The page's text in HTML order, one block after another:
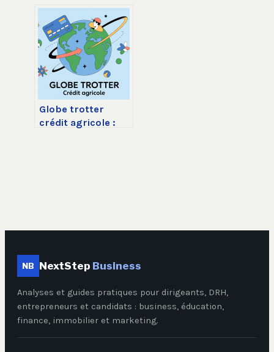
fonctionnement,
taux et avis en
2026
Globe trotter
crédit agricole :
NB NextStep Business
Analyses et guides pratiques pour dirigeants, DRH,
entrepreneurs et candidats : business, éducation,
finance, immobilier et marketing.